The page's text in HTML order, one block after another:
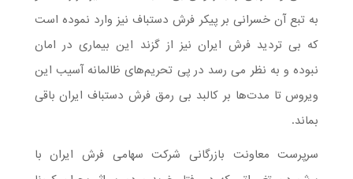
به تبع آن خسرانی بر پیکر فرش دستباف نیز وارد نموده است
که بی تردید فرش ایران نیز از گزند این بیماری در امان
نبوده و به نظر می رسد در پی تحریم‌های ظالمانه آسیب این
ویروس تا مدت‌ها بر کالبد بی رمق فرش دستباف ایران باقی
بماند.
سرپرست معاونت بازرگانی شرکت سهامی فرش ایران با